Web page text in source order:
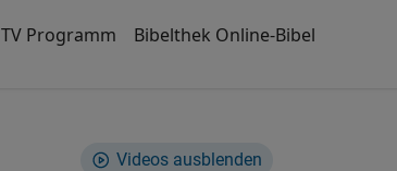
TV Programm Bibelthek Online-Bibel
Videos ausblenden